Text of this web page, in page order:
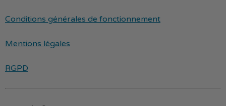
Conditions générales de fonctionnement
Mentions légales
RGPD